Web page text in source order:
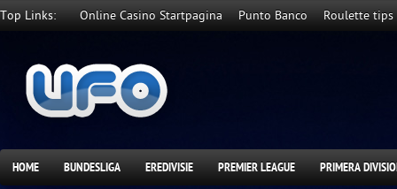
Top Links: Online Casino Startpagina Punto Banco Roulette tips
HOME BUNDESLIGA EREDIVISIE PREMIER LEAGUE PRIMERA